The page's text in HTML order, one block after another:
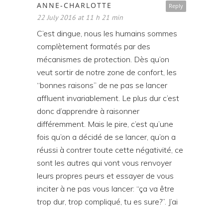
Reply
ANNE-CHARLOTTE
22 July 2016 at 11 h 21 min
C’est dingue, nous les humains sommes
complètement formatés par des
mécanismes de protection. Dès qu’on
veut sortir de notre zone de confort, les
“bonnes raisons” de ne pas se lancer
affluent invariablement. Le plus dur c’est
donc d’apprendre à raisonner
différemment. Mais le pire, c’est qu’une
fois qu’on a décidé de se lancer, qu’on a
réussi à contrer toute cette négativité, ce
sont les autres qui vont vous renvoyer
leurs propres peurs et essayer de vous
inciter à ne pas vous lancer: “ça va être
trop dur, trop compliqué, tu es sure?”. J’ai